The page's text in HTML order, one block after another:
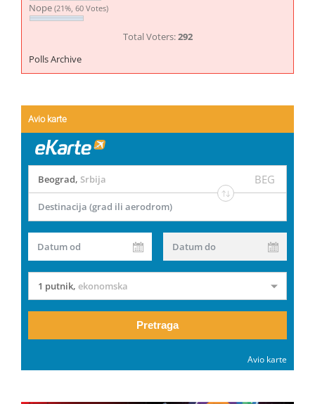
Nope (21%, 60 Votes)
Total Voters:292
Polls Archive
Avio karte
Beograd, Srbija BEG
Destinacija (grad ili aerodrom)
Datum od Datum do
1 putnik, ekonomska
Pretraga
Avio karte